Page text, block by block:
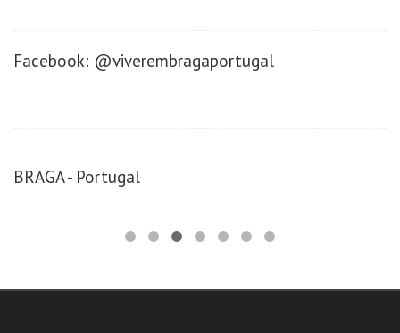
Facebook: @viverembragaportugal
BRAGA - Portugal